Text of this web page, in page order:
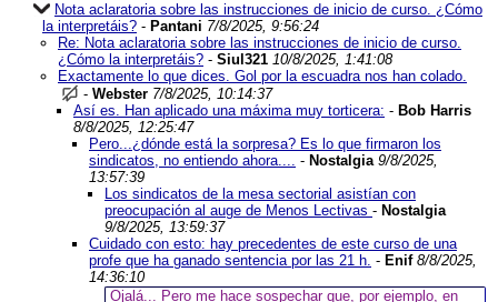
Nota aclaratoria sobre las instrucciones de inicio de curso. ¿Cómo
la interpretáis? - Pantani 7/8/2025, 9:56:24
Re: Nota aclaratoria sobre las instrucciones de inicio de curso.
¿Cómo la interpretáis? - Siul321 10/8/2025, 1:41:08
Exactamente lo que dices. Gol por la escuadra nos han colado.
- Webster 7/8/2025, 10:14:37
Así es. Han aplicado una máxima muy torticera: - Bob Harris
8/8/2025, 12:25:47
Pero...¿dónde está la sorpresa? Es lo que firmaron los
sindicatos, no entiendo ahora.... - Nostalgia 9/8/2025,
13:57:39
Los sindicatos de la mesa sectorial asistían con
preocupación al auge de Menos Lectivas - Nostalgia
9/8/2025, 13:59:37
Cuidado con esto: hay precedentes de este curso de una
profe que ha ganado sentencia por las 21 h. - Enif 8/8/2025,
14:36:10
Ojalá... Pero me hace sospechar que, por ejemplo, en